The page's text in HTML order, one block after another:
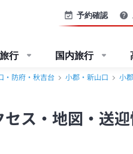
予約確認
行 国内旅行
・防府・秋吉台 小郡・新山口 小
ス・地図・送